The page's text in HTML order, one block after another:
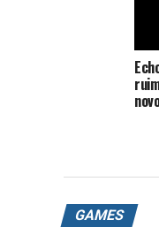
GAMES